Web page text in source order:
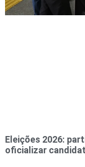
Eleições 2026:
oficializar